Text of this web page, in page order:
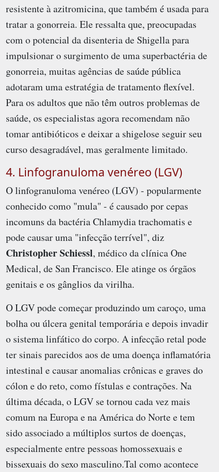
resistente à azitromicina, que também é usada para
tratar a gonorreia. Ele ressalta que, preocupadas
com o potencial da disenteria de Shigella para
impulsionar o surgimento de uma superbactéria de
gonorreia, muitas agências de saúde pública
adotaram uma estratégia de tratamento flexível.
Para os adultos que não têm outros problemas de
saúde, os especialistas agora recomendam não
tomar antibióticos e deixar a shigelose seguir seu
curso desagradável, mas geralmente limitado.
4. Linfogranuloma venéreo (LGV)
O linfogranuloma venéreo (LGV) - popularmente
conhecido como "mula" - é causado por cepas
incomuns da bactéria Chlamydia trachomatis e
pode causar uma "infecção terrível", diz
Christopher Schiessl, médico da clínica One
Medical, de San Francisco. Ele atinge os órgãos
genitais e os gânglios da virilha.
O LGV pode começar produzindo um caroço, uma
bolha ou úlcera genital temporária e depois invadir
o sistema linfático do corpo. A infecção retal pode
ter sinais parecidos aos de uma doença inflamatória
intestinal e causar anomalias crônicas e graves do
cólon e do reto, como fístulas e contrações. Na
última década, o LGV se tornou cada vez mais
comum na Europa e na América do Norte e tem
sido associado a múltiplos surtos de doenças,
especialmente entre pessoas homossexuais e
bissexuais do sexo masculino.Tal como acontece